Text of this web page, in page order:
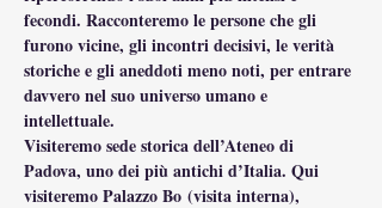
fecondi. Racconteremo le persone che gli
furono vicine, gli incontri decisivi, le verità
storiche e gli aneddoti meno noti, per entrare
davvero nel suo universo umano e
intellettuale.
Visiteremo sede storica dell’Ateneo di
Padova, uno dei più antichi d’Italia. Qui
visiteremo Palazzo Bo (visita interna),